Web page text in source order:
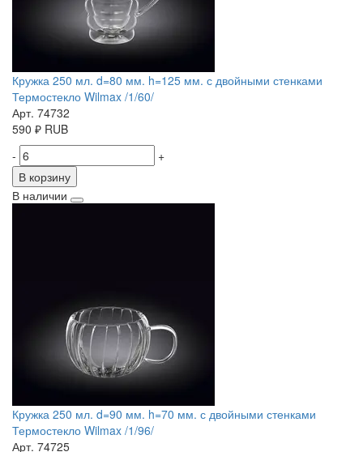
Кружка 250 мл. d=80 мм. h=125 мм. с двойными стенками
Термостекло Wilmax /1/60/
Арт. 74732
590 ₽ RUB
-
+
В корзину
В наличии
Кружка 250 мл. d=90 мм. h=70 мм. с двойными стенками
Термостекло Wilmax /1/96/
Арт. 74725